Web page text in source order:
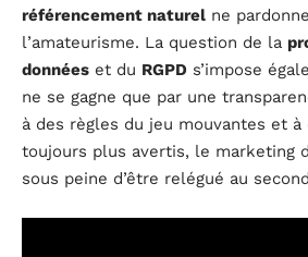
référencement naturel ne
l’amateurisme. La question de la
données et du RGPD s’impose
ne se gagne que par une
à des règles du jeu mouvantes et
toujours plus avertis, le marketing
sous peine d’être relégué au